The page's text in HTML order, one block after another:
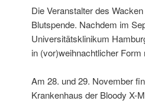
Die Veranstalter des
Blutspende. Nachdem im
Universitätsklinikum
in (vor)weihnachtlicher Form
Am 28. und 29. November
Krankenhaus der Bloody X-